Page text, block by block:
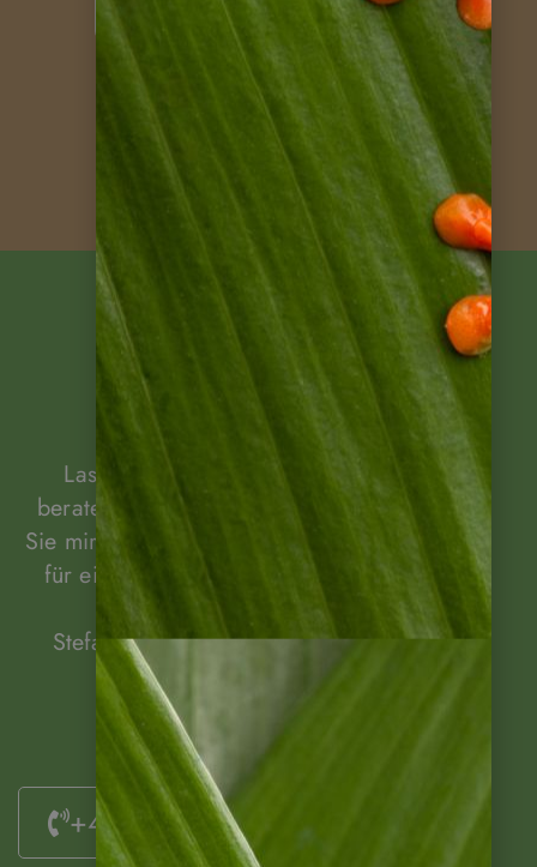
weitere Kundenstimmen
Beratung
gewünscht?
Lassen Sie sich unverbindlich von mir
beraten! Rufen Sie mich an oder schreiben
Sie mir! Gerne können wir auch einen Termin
für eine Beratung per Video vereinbaren.
Stefanie Lange, Ihre Ansprechpartnerin.
+49 (0)6322 / 956 6011